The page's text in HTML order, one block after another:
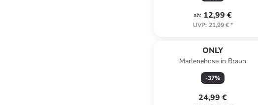
ab: 12,99 €
UVP: 21,99 €*
ONLY
Marlenehose in Braun
-37%
24,99 €